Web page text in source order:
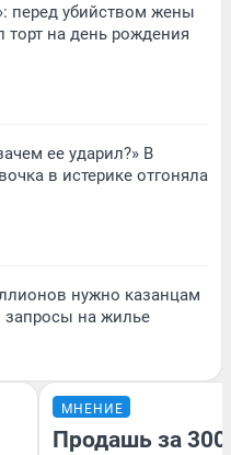
перед убийством жены
торт на день рождения
ее ударил?» В
в истерике отгоняла
нужно казанцам
запросы на жилье
МНЕНИЕ
Продашь за